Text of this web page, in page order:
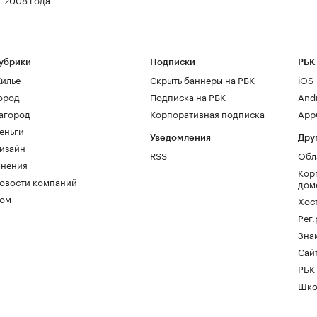
компаний
Подписки
Скрыть баннеры на РБК
Подписка на РБК
Корпоративная подписка
Уведомления
RSS
РБК
iOS